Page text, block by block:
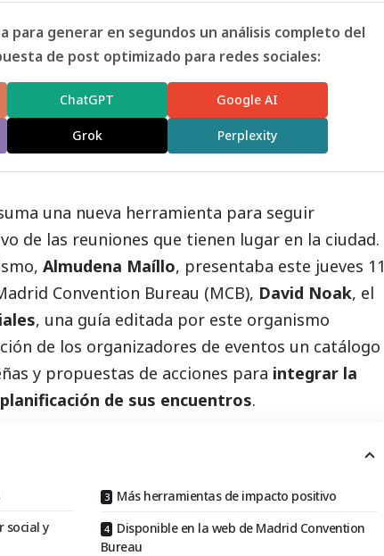
para generar en segundos un análisis completo del
de post optimizado para redes sociales:
ChatGPT Google AI
Grok Perplexity
una nueva herramienta para seguir
de las reuniones que tienen lugar en la ciudad.
Almudena Maíllo, presentaba este jueves 11
Convention Bureau (MCB), David Noak, el
, una guía editada por este organismo
de los organizadores de eventos un catálogo
y propuestas de acciones para integrar la
de sus encuentros.
social y
Más herramientas de impacto positivo
Disponible en la web de Madrid Convention
Bureau